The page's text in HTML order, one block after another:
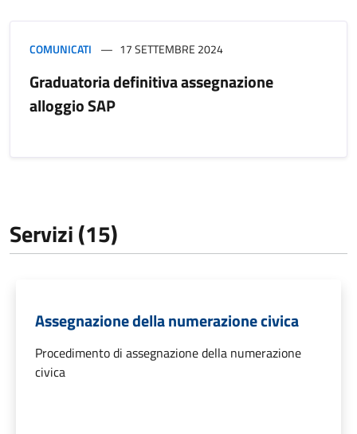
COMUNICATI 17 SETTEMBRE 2024
Graduatoria definitiva assegnazione
alloggio SAP
Servizi (15)
Assegnazione della numerazione civica
Procedimento di assegnazione della numerazione
civica